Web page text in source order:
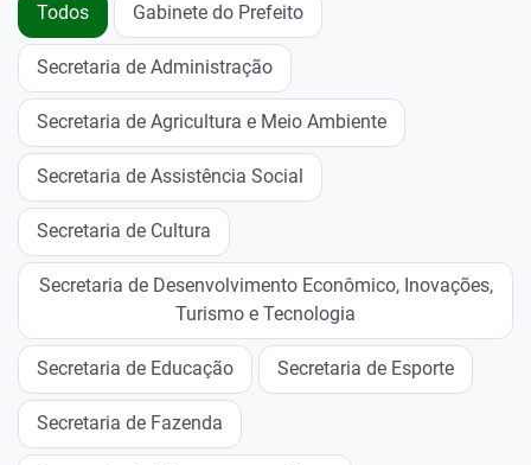
Todos Gabinete do Prefeito
Secretaria de Administração
Secretaria de Agricultura e Meio Ambiente
Secretaria de Assistência Social
Secretaria de Cultura
Secretaria de Desenvolvimento Econômico, Inovações,
Turismo e Tecnologia
Secretaria de Educação Secretaria de Esporte
Secretaria de Fazenda